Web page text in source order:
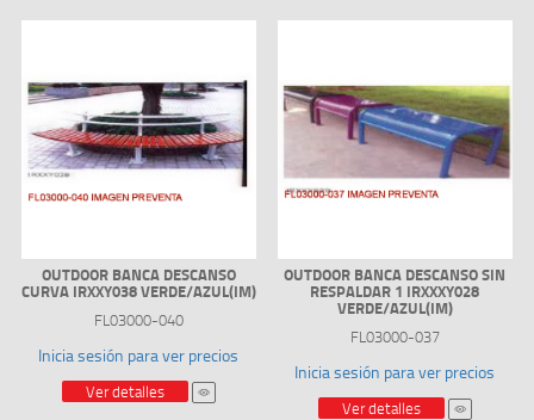
OUTDOOR BANCA DESCANSO
CURVA IRXXY038 VERDE/AZUL(IM)
FL03000-040
Inicia sesión para ver precios
Ver detalles
OUTDOOR BANCA DESCANSO SIN
RESPALDAR 1 IRXXXY028
VERDE/AZUL(IM)
FL03000-037
Inicia sesión para ver precios
Ver detalles